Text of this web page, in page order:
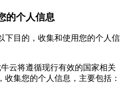
的个人信息
下目的，收集和使用您的个人信
云将遵循现行有效的国家相关
集您的个人信息，主要包括：